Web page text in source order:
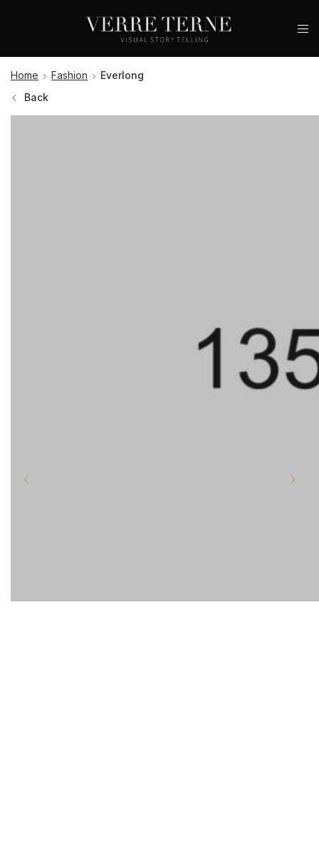
Home Fashion
Everlong
Back